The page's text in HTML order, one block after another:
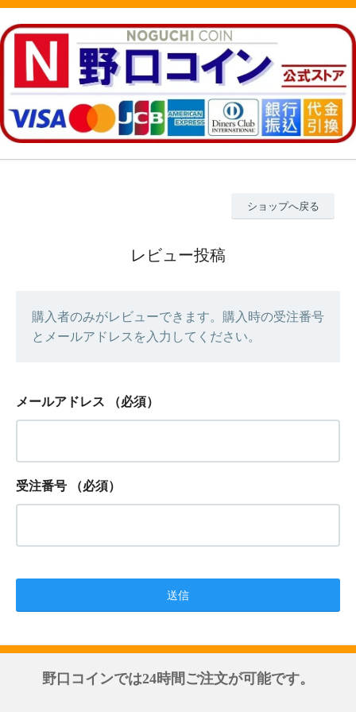
ショップへ戻る
レビュー投稿
購入者のみがレビューできます。購入時の受注番号
とメールアドレスを入力してください。
メールアドレス （必須）
受注番号 （必須）
野口コインでは24時間ご注文が可能です。